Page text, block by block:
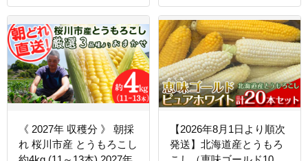
《 2027年 収穫分 》 朝採
れ 桜川市産 とうもろこし
【2026年8月1日より順次
発送】北海道産とうもろ